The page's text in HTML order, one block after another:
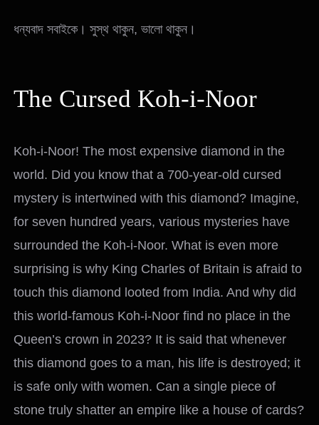
ধন্যবাদ সবাইকে। সুস্থ থাকুন, ভালো থাকুন।
The Cursed Koh-i-Noor
Koh-i-Noor! The most expensive diamond in the
world. Did you know that a 700-year-old cursed
mystery is intertwined with this diamond? Imagine,
for seven hundred years, various mysteries have
surrounded the Koh-i-Noor. What is even more
surprising is why King Charles of Britain is afraid to
touch this diamond looted from India. And why did
this world-famous Koh-i-Noor find no place in the
Queen’s crown in 2023? It is said that whenever
this diamond goes to a man, his life is destroyed; it
is safe only with women. Can a single piece of
stone truly shatter an empire like a house of cards?